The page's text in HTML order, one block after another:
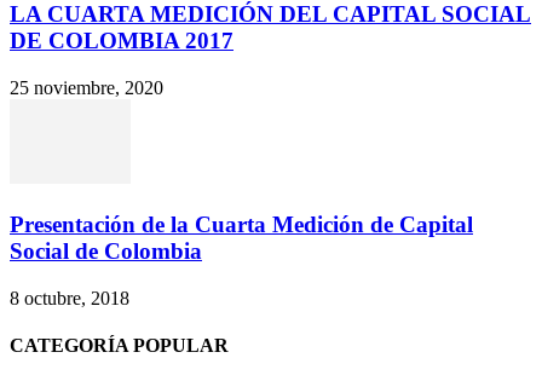
LA CUARTA MEDICIÓN DEL CAPITAL SOCIAL
DE COLOMBIA 2017
25 noviembre, 2020
Presentación de la Cuarta Medición de Capital
Social de Colombia
8 octubre, 2018
CATEGORÍA POPULAR